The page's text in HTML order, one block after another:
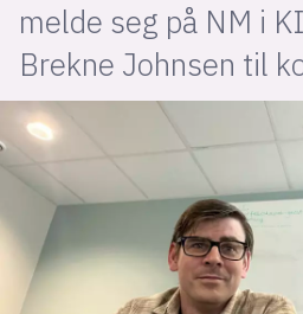
melde seg på NM i
Brekne Johnsen til
frontend
tilgjengelighet
lys modus